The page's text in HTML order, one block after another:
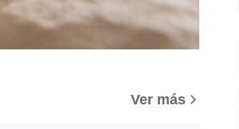
Ver más